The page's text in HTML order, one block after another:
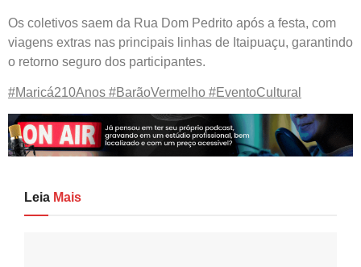
Os coletivos saem da Rua Dom Pedrito após a festa, com
viagens extras nas principais linhas de Itaipuaçu, garantindo
o retorno seguro dos participantes.
#Maricá210Anos #BarãoVermelho #EventoCultural
Leia Mais